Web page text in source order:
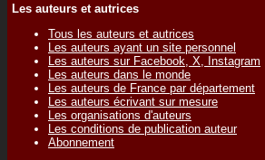
Les auteurs et autrices
Tous les auteurs et autrices
Les auteurs ayant un site personnel
Les auteurs sur Facebook, X, Instagram
Les auteurs dans le monde
Les auteurs de France par département
Les auteurs écrivant sur mesure
Les organisations d'auteurs
Les conditions de publication auteur
Abonnement